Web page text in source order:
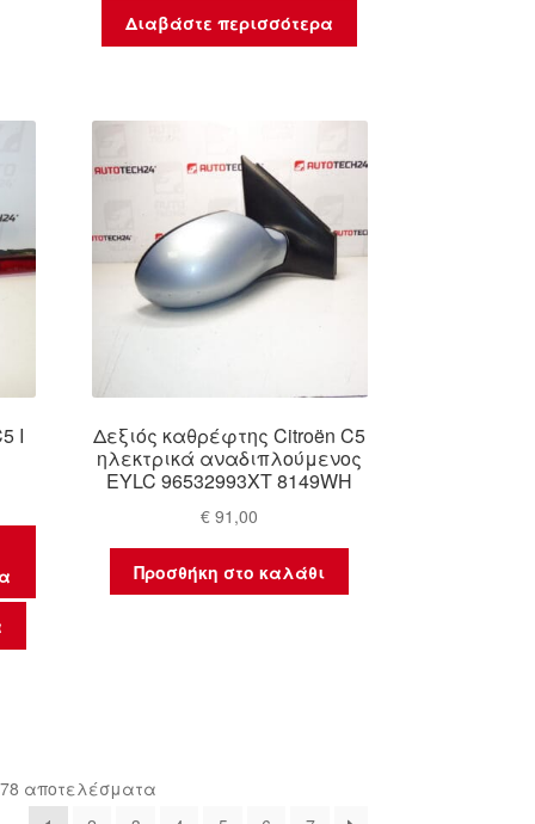
Διαβάστε περισσότερα
I
Δεξιός καθρέφτης Citroën C5
ηλεκτρικά αναδιπλούμενος
EYLC 96532993XT 8149WH
€ 91,00
Προσθήκη στο καλάθι
αποτελέσματαSorted